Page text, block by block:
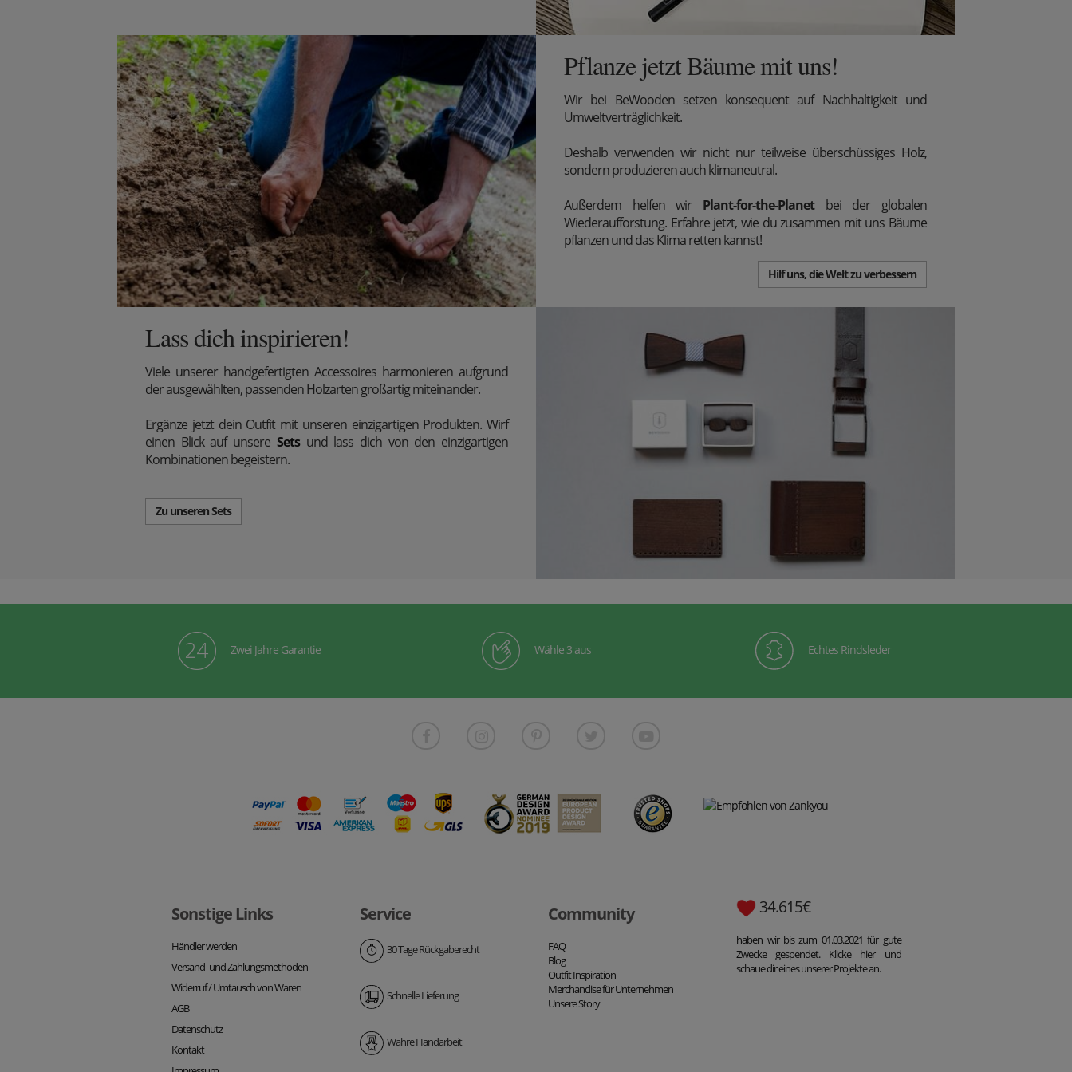
Pflanze jetzt Bäume mit uns!
Wir bei BeWooden setzen konsequent auf Nachhaltigkeit und
Umweltverträglichkeit.
Deshalb verwenden wir nicht nur teilweise überschüssiges Holz,
sondern produzieren auch klimaneutral.
Außerdem helfen wir Plant-for-the-Planetbei der globalen
Wiederaufforstung. Erfahre jetzt, wie du zusammen mit uns Bäume
pflanzen und das Klima retten kannst!
Hilf uns, die Welt zu verbessern
Lass dich inspirieren!
Viele unserer handgefertigten Accessoires harmonieren aufgrund
der ausgewählten, passenden Holzarten großartig miteinander.
Ergänze jetzt dein Outfit mit unseren einzigartigen Produkten. Wirf
einen Blick auf unsere Setsund lass dich von den einzigartigen
Kombinationen begeistern.
Zu unseren Sets
Zwei Jahre Garantie Wähle 3 aus Echtes Rindsleder
Sonstige Links
Händler werden
Versand- und Zahlungsmethoden
Widerruf / Umtausch von Waren
AGB
Datenschutz
Kontakt
Service
30 Tage Rückgaberecht
Schnelle Lieferung
Wahre Handarbeit
Community
FAQ
Blog
Outfit Inspiration
Merchandise für Unternehmen
Unsere Story
34.615€
haben wir bis zum 01.03.2021 für gute
Zwecke gespendet. Klicke hier und
schaue dir eines unserer Projekte an.